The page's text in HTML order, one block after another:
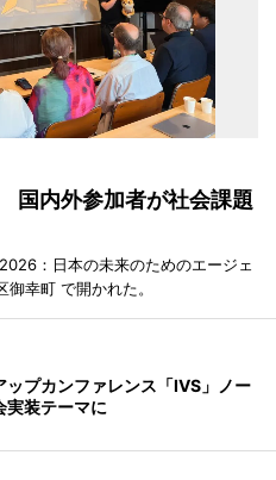
内外参加者が社会課題
：日本の未来のためのエージェ
幸町 で開かれた。
ップカンファレンス「IVS」ノー
実装テーマに